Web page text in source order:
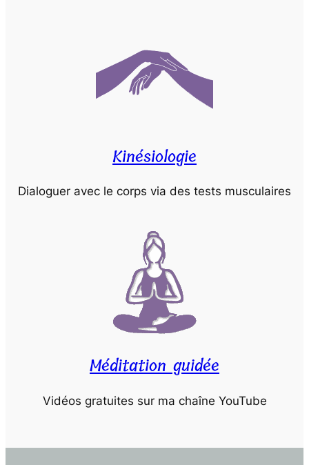
Kinésiologie
Dialoguer avec le corps via des tests musculaires
Méditation guidée
Vidéos gratuites sur ma chaîne YouTube